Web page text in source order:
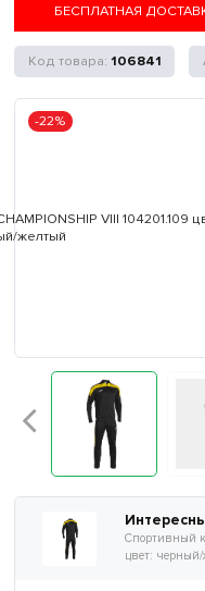
БЕСПЛАТНАЯ
106841
-22%
Спортивный
цвет: